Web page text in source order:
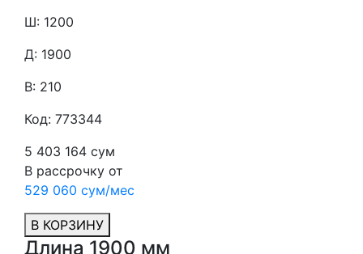
Ш: 1200
Д: 1900
В: 210
Код: 773344
5 403 164 сум
В рассрочку от
529 060 сум/мес
В КОРЗИНУ
Длина 1900 мм